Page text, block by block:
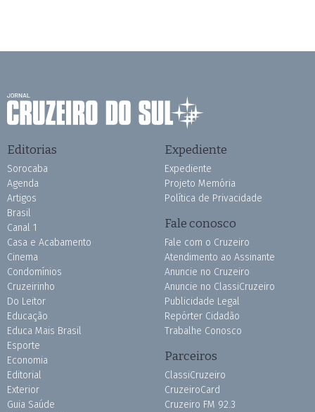
Editorias
Sorocaba
Agenda
Artigos
Brasil
Canal 1
Casa e Acabamento
Cinema
Condomínios
Cruzeirinho
Do Leitor
Educação
Educa Mais Brasil
Esporte
Economia
Editorial
Exterior
Guia Saúde
Expediente
Expediente
Projeto Memória
Política de Privacidade
Fale conosco
Fale com o Cruzeiro
Atendimento ao Assinante
Anuncie no Cruzeiro
Anuncie no ClassiCruzeiro
Publicidade Legal
Repórter Cidadão
Trabalhe Conosco
Parceiros
ClassiCruzeiro
CruzeiroCard
Cruzeiro FM 92.3